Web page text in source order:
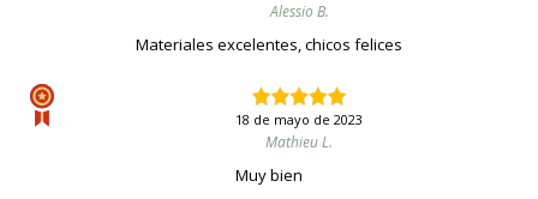
Alessio B.
Materiales excelentes, chicos felices
18 de mayo de 2023
Mathieu L.
Muy bien